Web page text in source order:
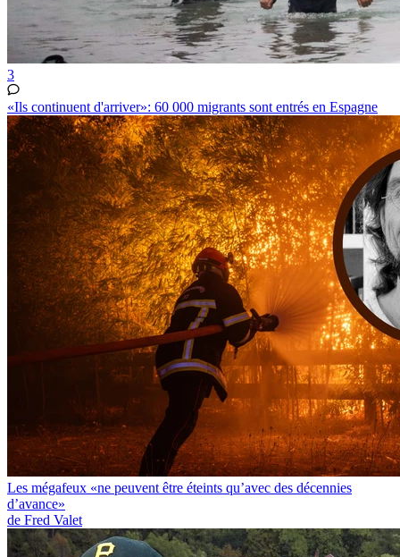
3
«Ils continuent d'arriver»: 60 000 migrants sont entrés en Espagne
Les mégafeux «ne peuvent être éteints qu’avec des décennies
d’avance»
de Fred Valet